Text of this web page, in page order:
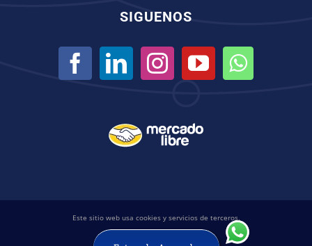
SIGUENOS
© ICB Ingeniería Científica Bionanomolecular
Este sitio web usa cookies y servicios de terceros.